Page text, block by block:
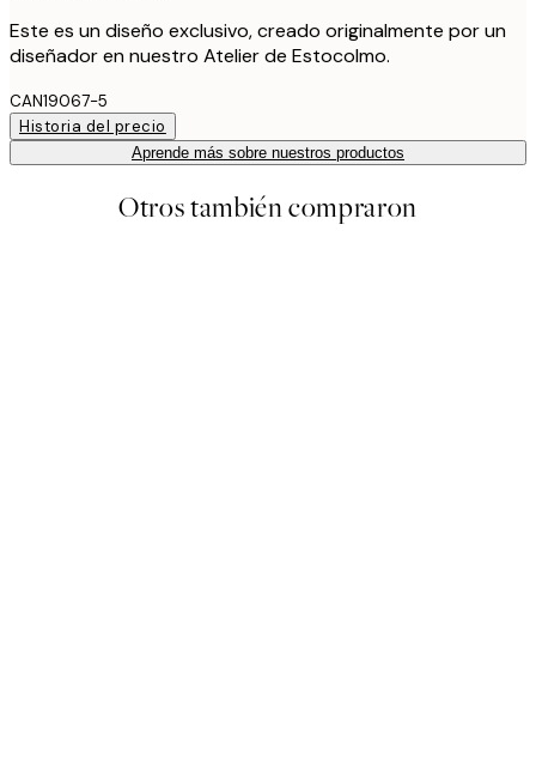
Este es un diseño exclusivo, creado originalmente por un
diseñador en nuestro Atelier de Estocolmo.
CAN19067-5
Historia del precio
Aprende más sobre nuestros productos
Otros también compraron